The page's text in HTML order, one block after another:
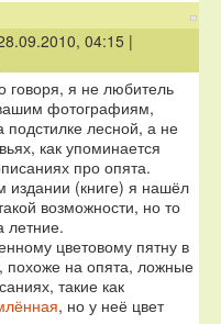
04:15 |
говоря, я не любитель
фотографиям,
подстилке лесной, а не
как упоминается
про опята.
издании (книге) я нашёл
возможности, но то
летние.
цветовому пятну в
похоже на опята, ложные
такие как
, но у неё цвет